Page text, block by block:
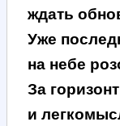
ждать
Уже
на небе
За
и